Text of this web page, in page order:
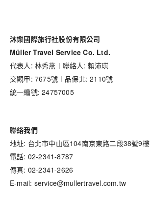
沐樂國際旅行社股份有限公司
Müller Travel Service Co. Ltd.
代表人: 林秀燕︱聯絡人: 賴沛琪
交觀甲: 7675號︱品保北: 2110號
統一編號: 24757005
聯絡我們
地址: 台北市中山區104南京東路二段38號9樓
電話: 02-2341-8787
傳真: 02-2341-2626
E-mail: service@mullertravel.com.tw